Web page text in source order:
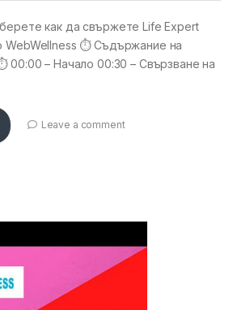
как да свържете Life Expert
WebWellness ⏱ Съдържание на
00:00 – Начало 00:30 – Свързване на
Leave a comment